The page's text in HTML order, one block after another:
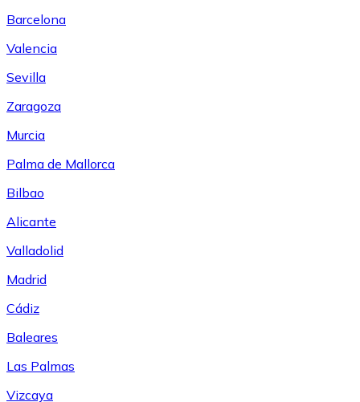
Barcelona
Valencia
Sevilla
Zaragoza
Murcia
Palma de Mallorca
Bilbao
Alicante
Valladolid
Madrid
Cádiz
Baleares
Las Palmas
Vizcaya